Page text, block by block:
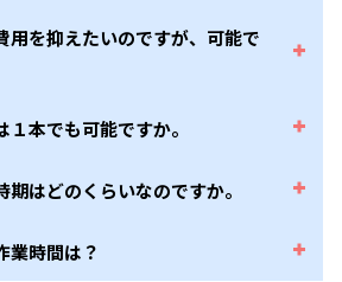
用を抑えたいのですが、可能で
１本でも可能ですか。
期はどのくらいなのですか。
業時間は？